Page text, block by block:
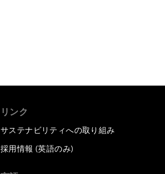
リンク
サステナビリティへの取り組み
採用情報 (英語のみ)